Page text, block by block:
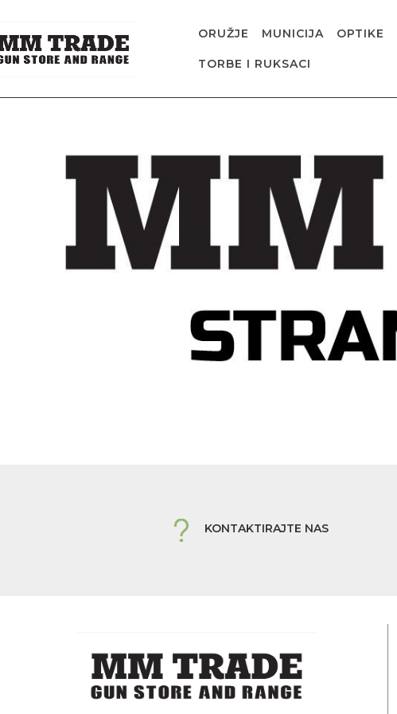
ORUŽJE MUNICIJA OPTIKE
TORBE I RUKSACI
KONTAKTIRAJTE NAS